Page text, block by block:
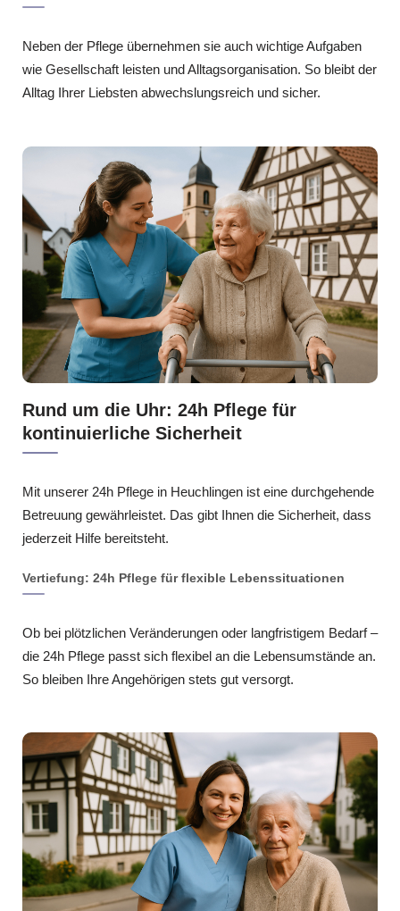
Neben der Pflege übernehmen sie auch wichtige Aufgaben
wie Gesellschaft leisten und Alltagsorganisation. So bleibt der
Alltag Ihrer Liebsten abwechslungsreich und sicher.
Rund um die Uhr: 24h Pflege für
kontinuierliche Sicherheit
Mit unserer 24h Pflege in Heuchlingen ist eine durchgehende
Betreuung gewährleistet. Das gibt Ihnen die Sicherheit, dass
jederzeit Hilfe bereitsteht.
Vertiefung: 24h Pflege für flexible Lebenssituationen
Ob bei plötzlichen Veränderungen oder langfristigem Bedarf –
die 24h Pflege passt sich flexibel an die Lebensumstände an.
So bleiben Ihre Angehörigen stets gut versorgt.